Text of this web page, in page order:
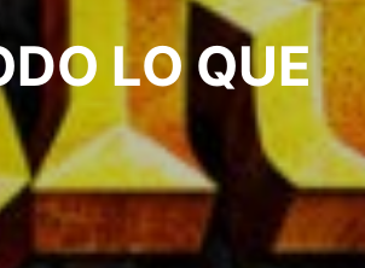
LO QUE